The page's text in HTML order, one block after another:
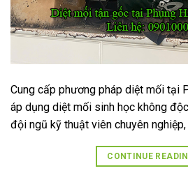
Cung cấp phương pháp diệt mối tại
áp dụng diệt mối sinh học không
đội ngũ kỹ thuật viên chuyên nghiệp,
CONTINUE